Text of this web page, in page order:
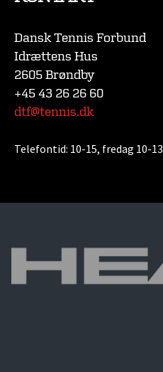
Dansk Tennis Forbund
Idrættens Hus
2605 Brøndby
+45 43 26 26 60
dtf@tennis.dk
Telefontid: 10-15, fredag 10-13